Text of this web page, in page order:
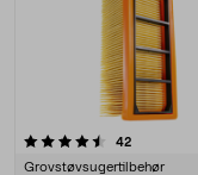
42anmeldelser
Grovstøvsugertilbehør
0.0 av 5 stjerner